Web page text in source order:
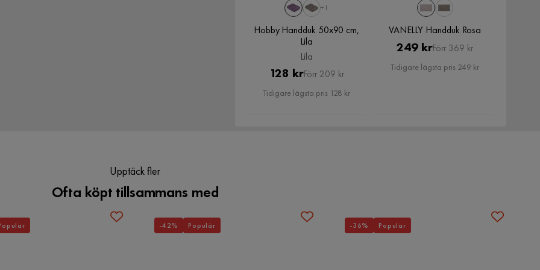
+1
Hobby Handduk 50x90 cm,
Lila
Lila
Pris
128 krOriginal
Pris
Förr 209 kr
Tidigare lägsta pris 128 kr
VANELLY Handduk Rosa
Pris
249 krOriginal
Pris
Förr 369 kr
Tidigare lägsta pris 249 kr
Upptäck fler
Ofta köpt tillsammans med
-42% Populär -36% Populär